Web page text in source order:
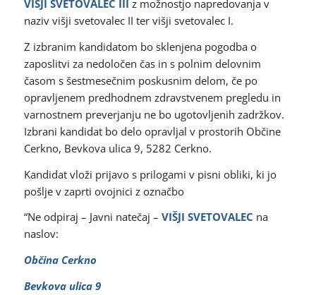
VIŠJI SVETOVALEC III z možnostjo napredovanja v
naziv višji svetovalec II ter višji svetovalec I.
Z izbranim kandidatom bo sklenjena pogodba o
zaposlitvi za nedoločen čas in s polnim delovnim
časom s šestmesečnim poskusnim delom, če po
opravljenem predhodnem zdravstvenem pregledu in
varnostnem preverjanju ne bo ugotovljenih zadržkov.
Izbrani kandidat bo delo opravljal v prostorih Občine
Cerkno, Bevkova ulica 9, 5282 Cerkno.
Kandidat vloži prijavo s prilogami v pisni obliki, ki jo
pošlje v zaprti ovojnici z označbo
“Ne odpiraj – Javni natečaj – VIŠJI SVETOVALEC na
naslov:
Občina Cerkno
Bevkova ulica 9